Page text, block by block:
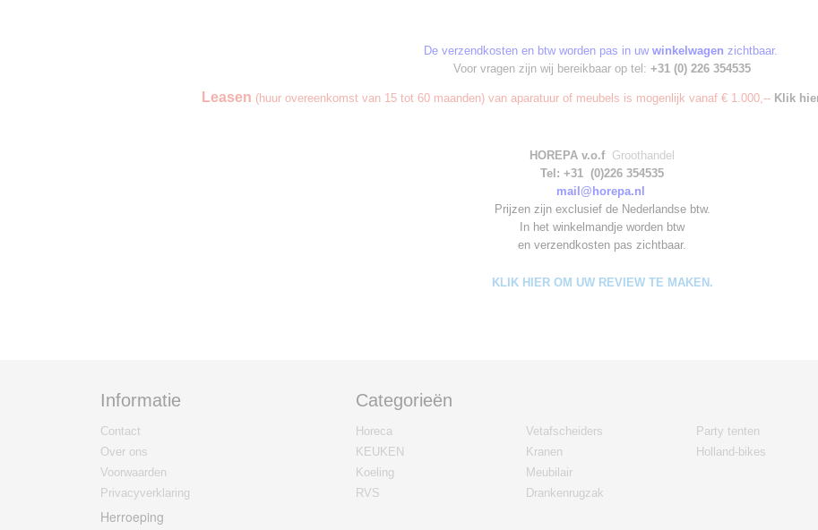
De verzendkosten en btw worden pas in uw winkelwagen zichtbaar.
Voor vragen zijn wij bereikbaar op tel: +31 (0) 226 354535
Leasen (huur overeenkomst van 15 tot 60 maanden) van aparatuur of meubels is mogenlijk vanaf € 1.000,-- Klik
HOREPA v.o.f Groothandel
Tel: +31 (0)226 354535
mail@horepa.nl
Prijzen zijn exclusief de Nederlandse btw.
In het winkelmandje worden btw
en verzendkosten pas zichtbaar.
KLIK HIER OM UW REVIEW TE MAKEN.
Informatie
Contact
Over ons
Voorwaarden
Privacyverklaring
Herroeping
Categorieën
Horeca
KEUKEN
Koeling
RVS
Vetafscheiders
Kranen
Meubilair
Drankenrugzak
Party tenten
Holland-bikes